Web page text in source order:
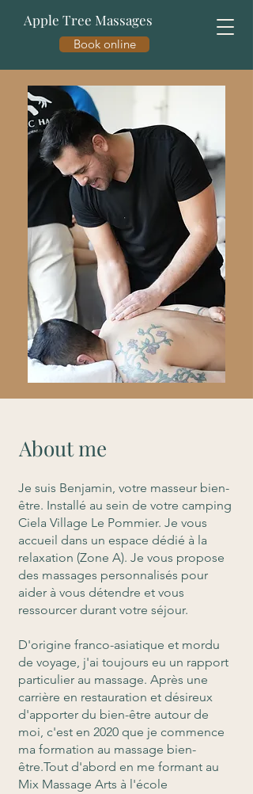
Apple Tree Massages
Book online
About me
Je suis Benjamin, votre masseur bien-
être. Installé au sein de votre camping
Ciela Village Le Pommier. Je vous
accueil dans un espace dédié à la
relaxation (Zone A). Je vous propose
des massages personnalisés pour
aider à vous détendre et vous
ressourcer durant votre séjour.
D'origine franco-asiatique et mordu
de voyage, j'ai toujours eu un rapport
particulier au massage. Après une
carrière en restauration et désireux
d'apporter du bien-être autour de
moi, c'est en 2020 que je commence
ma formation au massage bien-
être.Tout d'abord en me formant au
Mix Massage Arts à l'école